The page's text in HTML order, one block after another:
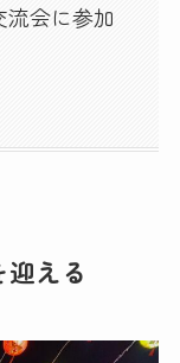
流会に参加
える